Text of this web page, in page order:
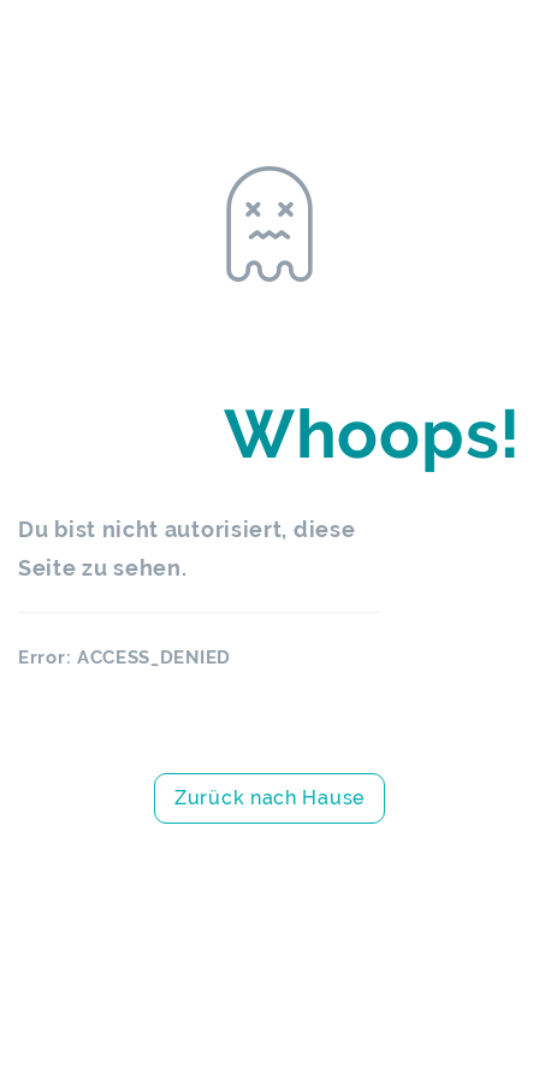
Whoops!
Du bist nicht autorisiert, diese
Seite zu sehen.
Error: ACCESS_DENIED
Zurück nach Hause